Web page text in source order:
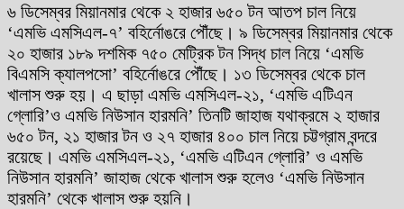
৬ ডিসেম্বর মিয়ানমার থেকে ২ হাজার ৬৫০ টন আতপ চাল নিয়ে
‘এমভি এমসিএল-৭’ বহির্নোঙরে পৌঁছে। ৯ ডিসেম্বর মিয়ানমার থেকে
২০ হাজার ১৮৯ দশমিক ৭৫০ মেট্রিক টন সিদ্ধ চাল নিয়ে ‘এমভি
বিএমসি ক্যালপসো’ বহির্নোঙরে পৌঁছে। ১৩ ডিসেম্বর থেকে চাল
খালাস শুরু হয়। এ ছাড়া এমভি এমসিএল-২১, ‘এমভি এটিএন
গ্লোরি’ও এমভি নিউসান হারমনি’ তিনটি জাহাজ যথাক্রমে ২ হাজার
৬৫০ টন, ২১ হাজার টন ও ২৭ হাজার ৪০০ চাল নিয়ে চট্টগ্রাম বন্দরে
রয়েছে। এমভি এমসিএল-২১, ‘এমভি এটিএন গ্লোরি’ ও এমভি
নিউসান হারমনি’ জাহাজ থেকে খালাস শুরু হলেও ‘এমভি নিউসান
হারমনি’ থেকে খালাস শুরু হয়নি।